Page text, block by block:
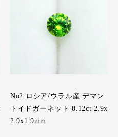
No2 ロシア/ウラル産 デマン
トイドガーネット 0.12ct 2.9x
2.9x1.9mm